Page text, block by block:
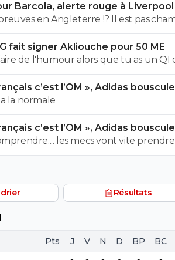
Barcola, alerte rouge à Liverpool
preuves en Angleterre !? Il est
le PSG ?? 😂😂
fait signer Akliouche pour 50 ME
de l'humour alors que tu as un QI
être de la bonne !...c’est l’OM », Adidas
la normale
c’est l’OM », Adidas
les mecs vont vite
lorsqu'ils vont s'apercevoir du club
de Marseille. ^^
Résultats
Pts J V N D BP BC